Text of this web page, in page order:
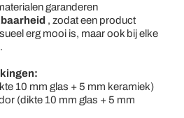
garanderen
, zodat een product
erg mooi is, maar ook bij elke
10 mm glas + 5 mm keramiek)
(dikte 10 mm glas + 5 mm